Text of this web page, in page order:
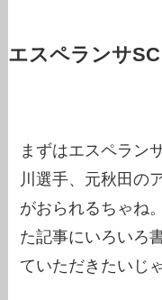
エスペランサSC
まずはエスペラン
川選手、元秋田の
がおられるちゃね
た記事にいろいろ
ていただきたいじ